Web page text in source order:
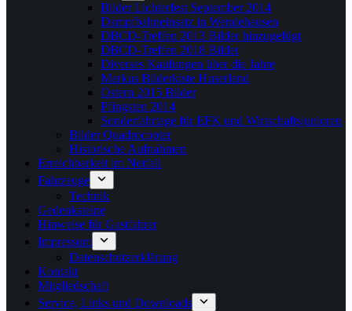
Bilder Lichterfest September 2014
Dampfbahneinsatz in Wendehausen
DBCD-Treffen 2013 Bilder hinzugefügt
DBCD-Treffen 2018 Bilder
Diverses Kaufungen über die Jahre
Markus Bilderkiste Huserland
Ostern 2015 Bilder
Pfingsten 2014
Sonderfahrtage für EFK und Wirtschaftsjunioren
Bilder Quadrocopter
Historische Aufnahmen
Erreichbarkeit im Notfall
Fahrzeuge
Technik
Gedenksteine
Hinweise für Gastfahrer
Impressum
Datenschutzerklärung
Kontakt
Mitgliedschaft
Service, Links und Downloads